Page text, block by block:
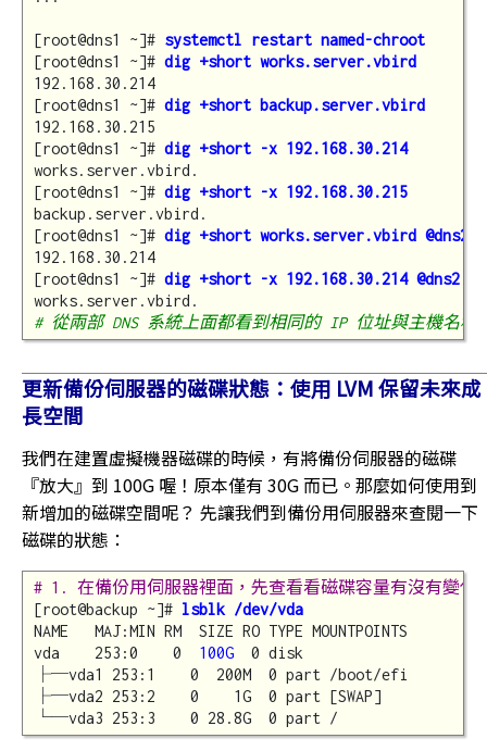
[root@dns1 ~]# systemctl restart named-chroot
[root@dns1 ~]# dig +short works.server.vbird
192.168.30.214
[root@dns1 ~]# dig +short backup.server.vbird
192.168.30.215
[root@dns1 ~]# dig +short -x 192.168.30.214
works.server.vbird.
[root@dns1 ~]# dig +short -x 192.168.30.215
backup.server.vbird.
[root@dns1 ~]# dig +short works.server.vbird @dns2
192.168.30.214
[root@dns1 ~]# dig +short -x 192.168.30.214 @dns2
# 從兩部 DNS 系統上面都看到相同的 IP 位址與主機名稱
更新備份伺服器的磁碟狀態：使用 LVM 保留未來成
長空間
我們在建置虛擬機器磁碟的時候，有將備份伺服器的磁碟
『放大』到 100G 喔！原本僅有 30G 而已。那麼如何使用到
新增加的磁碟空間呢？ 先讓我們到備份用伺服器來查閱一下
磁碟的狀態：
# 1. 在備份用伺服器裡面，先查看看磁碟容量有沒有變化
[root@backup ~]# lsblk /dev/vda
NAME   MAJ:MIN RM  SIZE RO TYPE MOUNTPOINTS
vda    253:0    0 100G
  0 disk
├─vda1 253:1    0  200M  0 part /boot/efi
├─vda2 253:2    0    1G  0 part [SWAP]